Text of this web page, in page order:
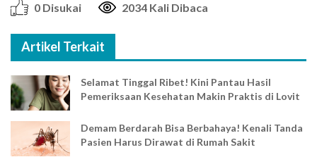
0 Disukai 2034 Kali Dibaca
Artikel Terkait
Selamat Tinggal Ribet! Kini Pantau Hasil
Pemeriksaan Kesehatan Makin Praktis di Lovit
Demam Berdarah Bisa Berbahaya! Kenali Tanda
Pasien Harus Dirawat di Rumah Sakit